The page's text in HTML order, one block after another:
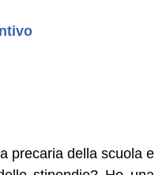
precaria della scuola e